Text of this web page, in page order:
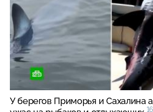
У берегов Приморья и Сахалина